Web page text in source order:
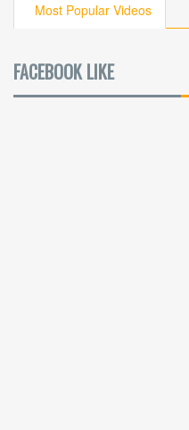
Most Popular Videos
FACEBOOK LIKE